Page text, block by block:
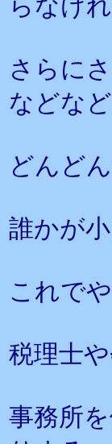
らなけ
さらに
などなど
どんど
誰かが
これで
税理士
事務所